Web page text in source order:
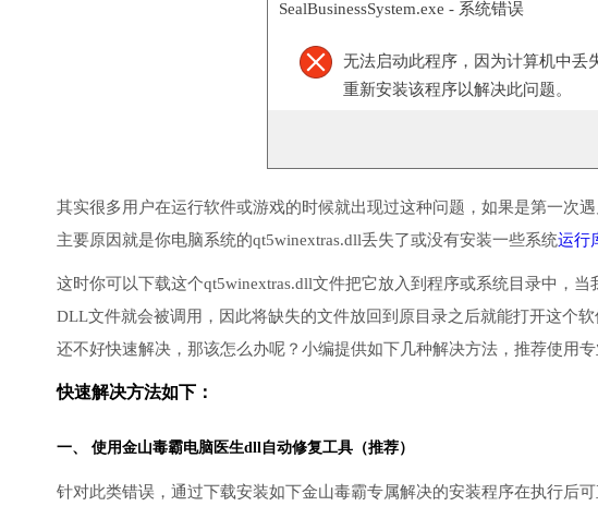
SealBusinessSystem.exe - 系统错误
无法启动此程序，因为计算机中丢
重新安装该程序以解决此问题。
其实很多用户在运行软件或游戏的时候就出现过这种问题，如果是第一次
主要原因就是你电脑系统的qt5winextras.dll丢失了或没有安装一些系统运行
这时你可以下载这个qt5winextras.dll文件把它放入到程序或系统目录中，当
DLL文件就会被调用，因此将缺失的文件放回到原目录之后就能打开这个
还不好快速解决，那该怎么办呢？小编提供如下几种解决方法，推荐使用
快速解决方法如下：
一、 使用金山毒霸电脑医生dll自动修复工具（推荐）
针对此类错误，通过下载安装如下金山毒霸专属解决的安装程序在执行后